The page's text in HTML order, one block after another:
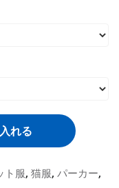
れる
ト服, 猫服, パーカー,